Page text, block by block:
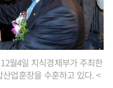
월4일 지식경제부가 주최한
업훈장을 수훈하고 있다. <